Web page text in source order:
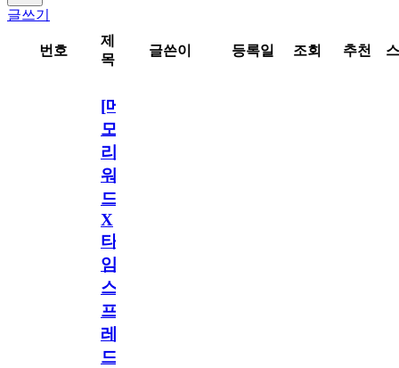
글쓰기
번호
제
목
글쓴이 등록일 조회 추천
[메
모
리
워
드
X
타
임
스
프
레
드]